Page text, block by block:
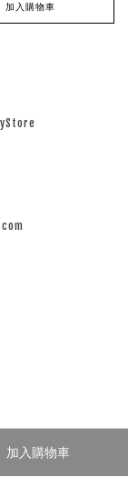
加入購物車
加入購物車